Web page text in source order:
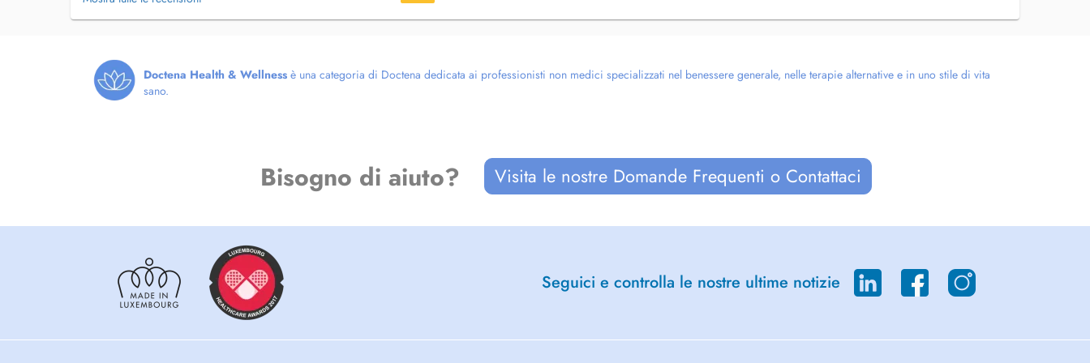
Doctena Health & Wellness è una categoria di Doctena dedicata ai professionisti non medici specializzati nel benessere generale, nelle terapie alternative e in uno stile di vita
sano.
Bisogno di aiuto? Visita le nostre Domande Frequenti o Contattaci
Seguici e controlla le nostre ultime notizie